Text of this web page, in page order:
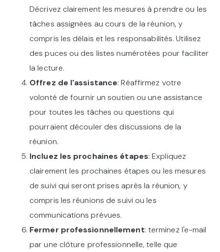
Décrivez clairement les mesures à prendre ou les
tâches assignées au cours de la réunion, y
compris les délais et les responsabilités. Utilisez
des puces ou des listes numérotées pour faciliter
la lecture.
Offrez de l'assistance: Réaffirmez votre
volonté de fournir un soutien ou une assistance
pour toutes les tâches ou questions qui
pourraient découler des discussions de la
réunion.
Incluez les prochaines étapes: Expliquez
clairement les prochaines étapes ou les mesures
de suivi qui seront prises après la réunion, y
compris les réunions de suivi ou les
communications prévues.
Fermer professionnellement: terminez l'e-mail
par une clôture professionnelle, telle que